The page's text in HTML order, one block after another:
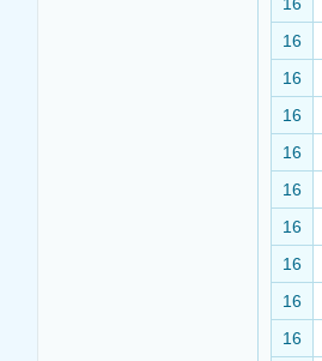
16
16
16
16
16
16
16
16
16